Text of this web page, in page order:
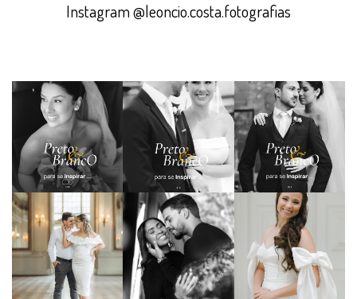
Instagram @leoncio.costa.fotografias